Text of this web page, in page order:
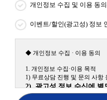
개인정보 수집 및 이용 동
이벤트/할인(광고성) 정보
◆ 개인정보 수집 · 이용 동의
1. 개인정보 수집·이용 목적
1) 무료상담 진행 및 문의 사항
2) 광고성 정보 수신에 별
원격평생교육원을 비롯한